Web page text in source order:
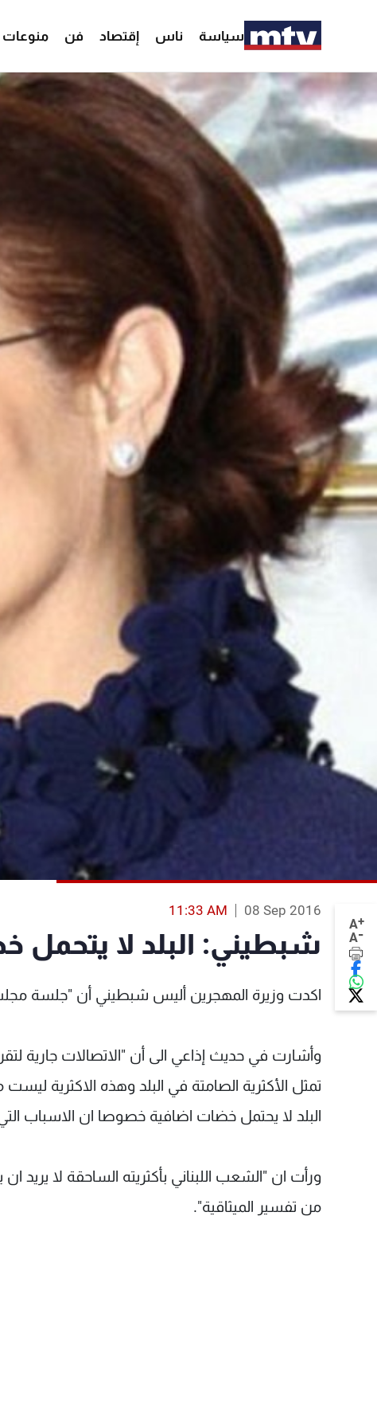
سياسة ناس إقتصاد فن منوعات
A+
A-
08 Sep 2016
11:33 AM
شبطيني: البلد لا يتحمل
اكدت وزيرة المهجرين أليس شبطيني أن "جلسة
وأشارت في حديث إذاعي الى أن "الاتصالات جارية
تمثل الأكثرية الصامتة في البلد وهذه الاكثرية
البلد لا يحتمل خضات اضافية خصوصا ان الاسباب
ورأت ان "الشعب اللبناني بأكثريته الساحقة لا يريد
من تفسير الميثاقية".